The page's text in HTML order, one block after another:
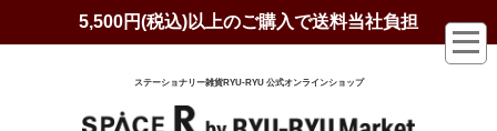
5,500円(税込)以上のご購入で送料当社負担
ステーショナリー雑貨RYU-RYU 公式オンラインショップ